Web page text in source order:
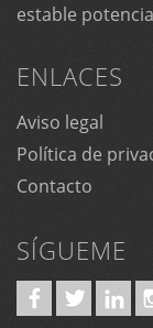
estable
ENLACES
Aviso legal
Política de
Contacto
SÍGUEME